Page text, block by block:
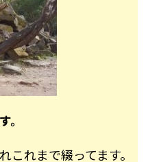
。
これまで綴ってます。